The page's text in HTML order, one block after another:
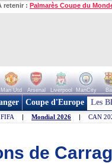
retenir : Palmarès Coupe du
Man Utd Arsenal Liverpool ManCity
Coupe d'Europe Les
| Mondial 2026 | CAN
de